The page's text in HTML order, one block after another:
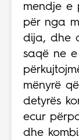
mendje e
për nga
dija, dhe
saqë ne e
mënyrë
detyrës
ecur
dhe